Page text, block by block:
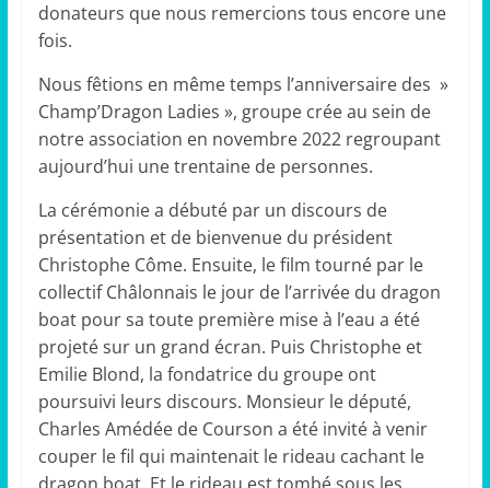
donateurs que nous remercions tous encore une
fois.
Nous fêtions en même temps l’anniversaire des »
Champ’Dragon Ladies », groupe crée au sein de
notre association en novembre 2022 regroupant
aujourd’hui une trentaine de personnes.
La cérémonie a débuté par un discours de
présentation et de bienvenue du président
Christophe Côme. Ensuite, le film tourné par le
collectif Châlonnais le jour de l’arrivée du dragon
boat pour sa toute première mise à l’eau a été
projeté sur un grand écran. Puis Christophe et
Emilie Blond, la fondatrice du groupe ont
poursuivi leurs discours. Monsieur le député,
Charles Amédée de Courson a été invité à venir
couper le fil qui maintenait le rideau cachant le